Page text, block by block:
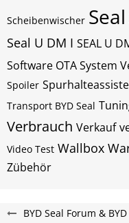
Scheibenwischer Seal
Seal U DM I SEAL U
Software OTA System
Spoiler
Transport BYD Seal
Verbrauch Verkauf
Video Test Wallbox
Zübehör
BYD Seal Forum &